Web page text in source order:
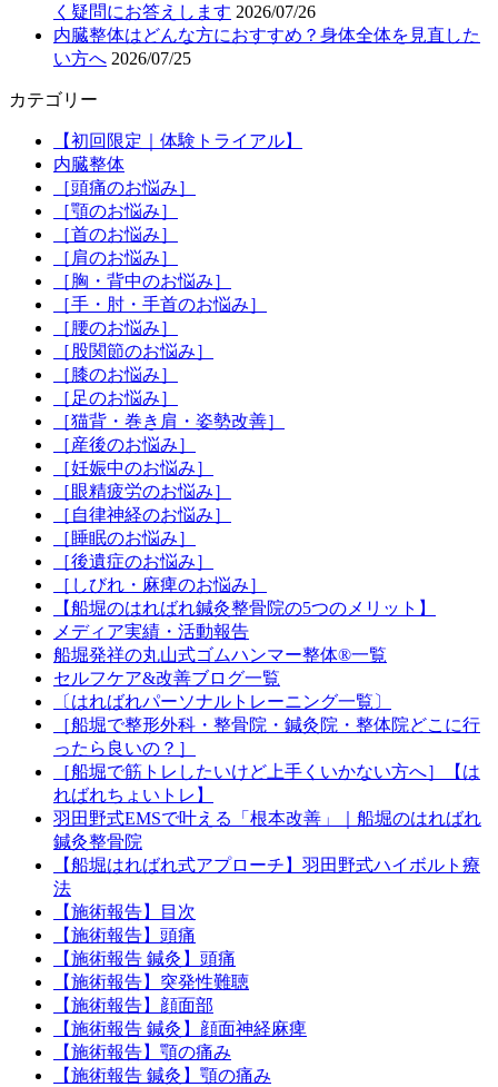
く疑問にお答えします 2026/07/26
内臓整体はどんな方におすすめ？身体全体を見直した
い方へ 2026/07/25
カテゴリー
【初回限定｜体験トライアル】
内臓整体
［頭痛のお悩み］
［顎のお悩み］
［首のお悩み］
［肩のお悩み］
［胸・背中のお悩み］
［手・肘・手首のお悩み］
［腰のお悩み］
［股関節のお悩み］
［膝のお悩み］
［足のお悩み］
［猫背・巻き肩・姿勢改善］
［産後のお悩み］
［妊娠中のお悩み］
［眼精疲労のお悩み］
［自律神経のお悩み］
［睡眠のお悩み］
［後遺症のお悩み］
［しびれ・麻痺のお悩み］
【船堀のはればれ鍼灸整骨院の5つのメリット】
メディア実績・活動報告
船堀発祥の丸山式ゴムハンマー整体®︎一覧
セルフケア&改善ブログ一覧
〔はればれパーソナルトレーニング一覧〕
［船堀で整形外科・整骨院・鍼灸院・整体院どこに行
ったら良いの？］
［船堀で筋トレしたいけど上手くいかない方へ］【は
ればれちょいトレ】
羽田野式EMSで叶える「根本改善」｜船堀のはればれ
鍼灸整骨院
【船堀はればれ式アプローチ】羽田野式ハイボルト療
法
【施術報告】目次
【施術報告】頭痛
【施術報告 鍼灸】頭痛
【施術報告】突発性難聴
【施術報告】顔面部
【施術報告 鍼灸】顔面神経麻痺
【施術報告】顎の痛み
【施術報告 鍼灸】顎の痛み